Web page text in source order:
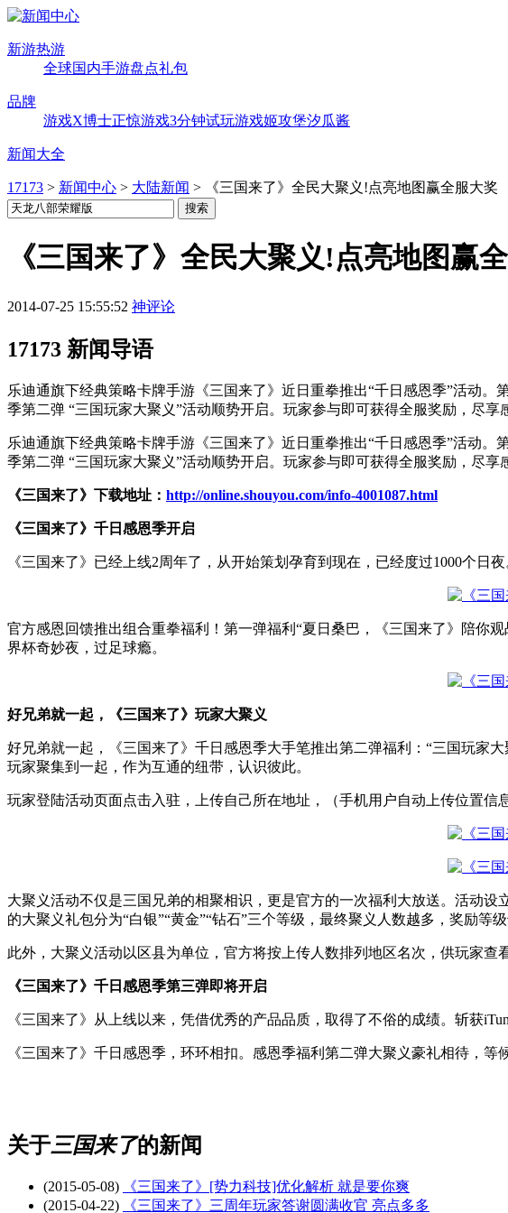
新游热游
全球国内手游盘点礼包
品牌
游戏X博士正惊游戏3分钟试玩游戏姬攻堡汐瓜酱
新闻大全
17173 > 新闻中心 > 大陆新闻 > 《三国来了》全民大聚义!点亮地图赢全服大奖
《三国来了》全民大聚义!点亮地图赢
2014-07-25 15:55:52 神评论
17173 新闻导语
乐迪通旗下经典策略卡牌手游《三国来了》近日重拳推出“千日感恩季”活动
季第二弹 “三国玩家大聚义”活动顺势开启。玩家参与即可获得全服奖励，尽享
乐迪通旗下经典策略卡牌手游《三国来了》近日重拳推出“千日感恩季”活动
季第二弹 “三国玩家大聚义”活动顺势开启。玩家参与即可获得全服奖励，尽享
《三国来了》下载地址： http://online.shouyou.com/info-4001087.html
《三国来了》千日感恩季开启
《三国来了》已经上线2周年了，从开始策划孕育到现在，已经度过1000个日
官方感恩回馈推出组合重拳福利！第一弹福利“夏日桑巴，《三国来了》陪你
界杯奇妙夜，过足球瘾。
好兄弟就一起，《三国来了》玩家大聚义
好兄弟就一起，《三国来了》千日感恩季大手笔推出第二弹福利：“三国玩家
玩家聚集到一起，作为互通的纽带，认识彼此。
玩家登陆活动页面点击入驻，上传自己所在地址，（手机用户自动上传位置信
大聚义活动不仅是三国兄弟的相聚相识，更是官方的一次福利大放送。活动设
的大聚义礼包分为“白银”“黄金”“钻石”三个等级，最终聚义人数越多，奖励等
此外，大聚义活动以区县为单位，官方将按上传人数排列地区名次，供玩家
《三国来了》千日感恩季第三弹即将开启
《三国来了》从上线以来，凭借优秀的产品品质，取得了不俗的成绩。斩获
《三国来了》千日感恩季，环环相扣。感恩季福利第二弹大聚义豪礼相待，
关于三国来了的新闻
(2015-05-08)
《三国来了》[势力科技]优化解析 就是要你爽
(2015-04-22)
《三国来了》三周年玩家答谢圆满收官 亮点多多